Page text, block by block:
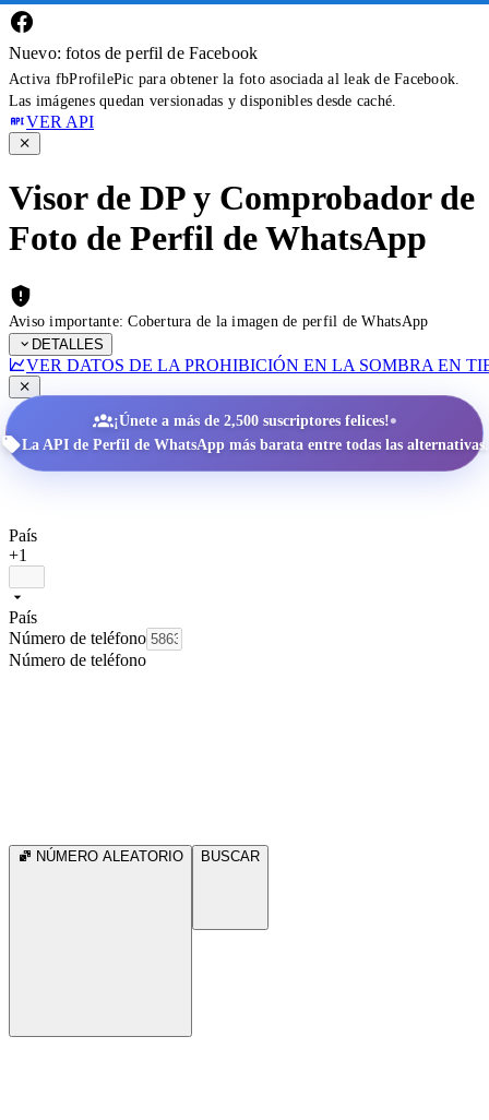
Nuevo: fotos de perfil de Facebook
Activa fbProfilePic para obtener la foto asociada al leak de Facebook.
Las imágenes quedan versionadas y disponibles desde caché.
VER API
Visor de DP y Comprobador de
Foto de Perfil de WhatsApp
Aviso importante: Cobertura de la imagen de perfil de WhatsApp
DETALLES
VER DATOS DE LA PROHIBICIÓN EN LA SOMBRA EN
¡Únete a más de 2,500 suscriptores felices!•
La API de Perfil de WhatsApp más barata entre todas las alternativas.
País
+1
País
Número de teléfono
Número de teléfono
NÚMERO ALEATORIO BUSCAR